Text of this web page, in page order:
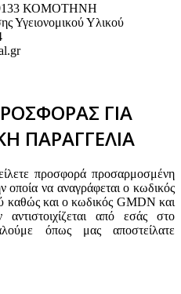
69133 ΚΟΜΟΤΗΝΗ
Υγειονομικού Υλικού
ΓΙΑ
ΠΑΡΑΓΓΕΛΙΑ
προσφορά προσαρμοσμένη
οποία να αναγράφεται ο κωδικός
καθώς και ο κωδικός GMDN και
από εσάς στο
όπως μας αποστείλατε